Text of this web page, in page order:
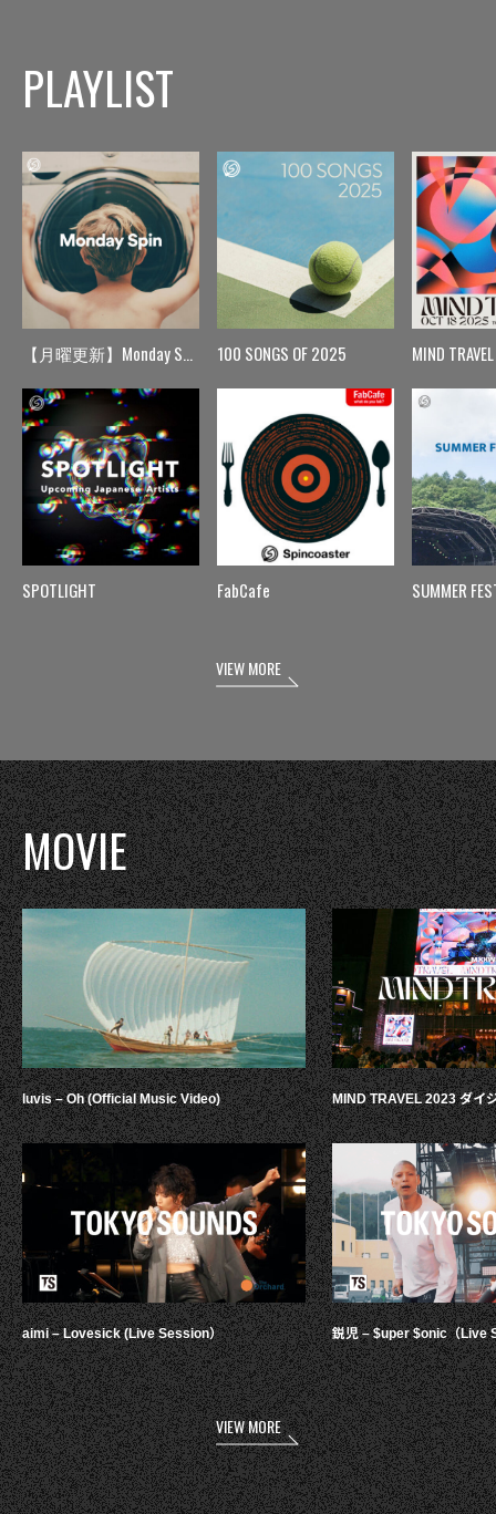
PLAYLIST
【月曜更新】Monday Spin
SPOTLIGHT
100 SONGS OF 2025
FabCafe
MIND TRAVEL
SUMMER
VIEW MORE
MOVIE
luvis – Oh (Official Music Video)
aimi – Lovesick (Live Session）
MIND TRAVEL 2023 ダイ
鋭児 – $uper $onic（Live
VIEW MORE